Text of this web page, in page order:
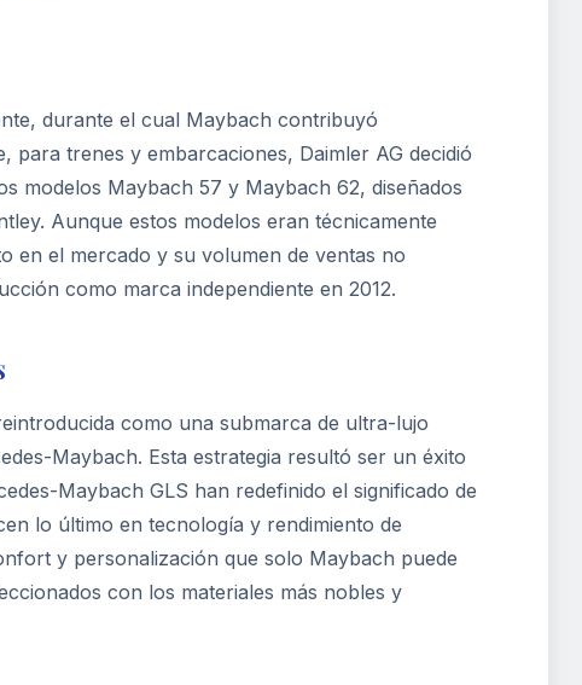
durante el cual Maybach contribuyó
trenes y embarcaciones, Daimler AG decidió
modelos Maybach 57 y Maybach 62, diseñados
Aunque estos modelos eran técnicamente
en el mercado y su volumen de ventas no
como marca independiente en 2012.
como una submarca de ultra-lujo
Maybach. Esta estrategia resultó ser un éxito
Maybach GLS han redefinido el significado de
lo último en tecnología y rendimiento de
y personalización que solo Maybach puede
con los materiales más nobles y